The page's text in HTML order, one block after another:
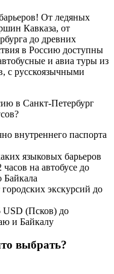
От ледяных
Кавказа, от
до древних
в Россию доступны
и авиа туры из
с русскоязычными
в Санкт-Петербург
внутреннего паспорта
языковых барьеров
на автобусе до
Байкала
экскурсий до
(Псков) до
и Байкалу
выбрать?